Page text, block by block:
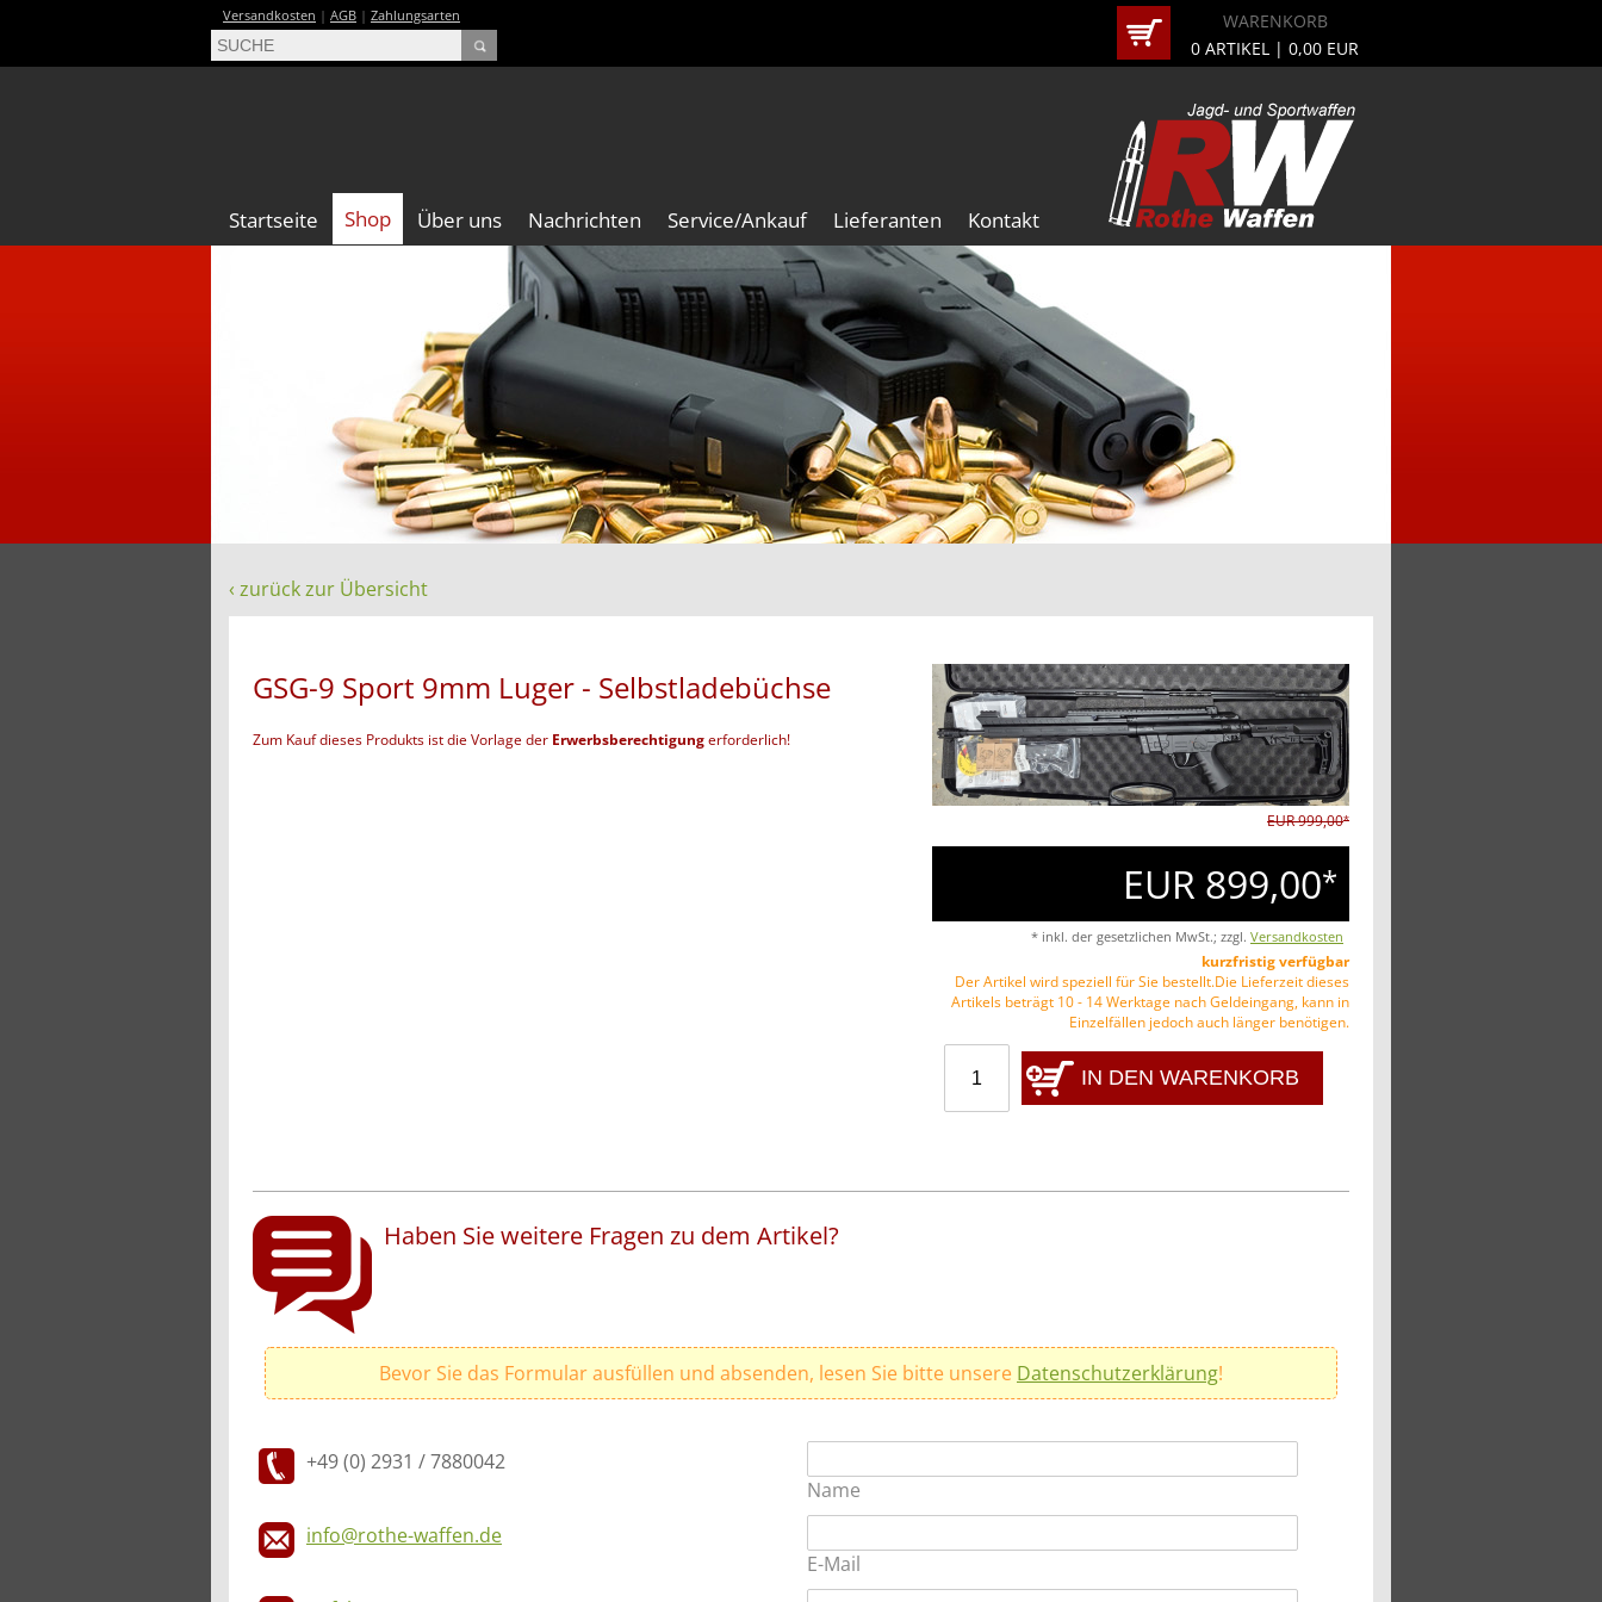
Versandkosten | AGB | Zahlungsarten
WARENKORB
0 ARTIKEL | 0,00 EUR
Startseite Shop Über uns Nachrichten Service/Ankauf Lieferanten Kontakt
‹ zurück zur Übersicht
EUR 999,00*
EUR 899,00*
* inkl. der gesetzlichen MwSt.; zzgl. Versandkosten
kurzfristig verfügbar
Der Artikel wird speziell für Sie bestellt.Die Lieferzeit dieses
Artikels beträgt 10 - 14 Werktage nach Geldeingang, kann in
Einzelfällen jedoch auch länger benötigen.
IN DEN WARENKORB
GSG-9 Sport 9mm Luger - Selbstladebüchse
Zum Kauf dieses Produkts ist die Vorlage der Erwerbsberechtigungerforderlich!
Haben Sie weitere Fragen zu dem Artikel?
Bevor Sie das Formular ausfüllen und absenden, lesen Sie bitte unsere Datenschutzerklärung!
+49 (0) 2931 / 7880042
Name
info@rothe-waffen.de
E-Mail